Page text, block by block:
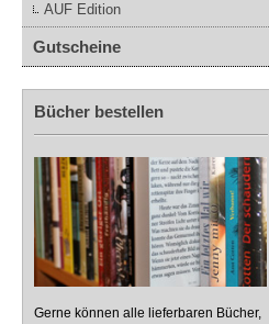
AUF Edition
Gutscheine
Bücher bestellen
Gerne können alle lieferbaren Bücher,